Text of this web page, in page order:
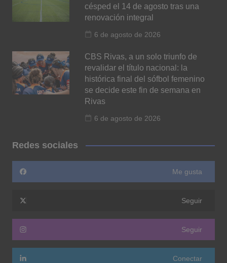
césped el 14 de agosto tras una
renovación integral
6 de agosto de 2026
CBS Rivas, a un solo triunfo de
revalidar el título nacional: la
histórica final del sófbol femenino
se decide este fin de semana en
Rivas
6 de agosto de 2026
Redes sociales
Me gusta
Seguir
Seguir
Conectar